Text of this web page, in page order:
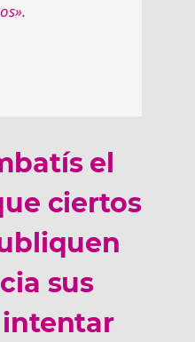
el
ciertos
sus